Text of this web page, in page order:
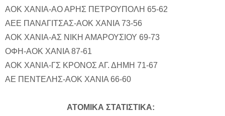
ΑΟΚ ΧΑΝΙΑ-ΑΟ ΑΡΗΣ ΠΕΤΡΟΥΠΟΛΗ 65-62
ΑΕΕ ΠΑΝΑΓΙΤΣΑΣ-ΑΟΚ ΧΑΝΙΑ 73-56
ΑΟΚ ΧΑΝΙΑ-ΑΣ ΝΙΚΗ ΑΜΑΡΟΥΣΙΟΥ 69-73
ΟΦΗ-ΑΟΚ ΧΑΝΙΑ 87-61
ΑΟΚ ΧΑΝΙΑ-ΓΣ ΚΡΟΝΟΣ ΑΓ. ΔΗΜΗ 71-67
ΑΕ ΠΕΝΤΕΛΗΣ-ΑΟΚ ΧΑΝΙΑ 66-60
ΑΤΟΜΙΚΑ ΣΤΑΤΙΣΤΙΚΑ: